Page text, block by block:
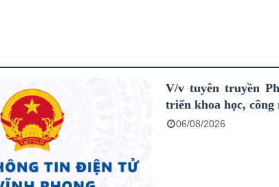
V/v tuyên truyền
triển khoa học, công
06/08/2026